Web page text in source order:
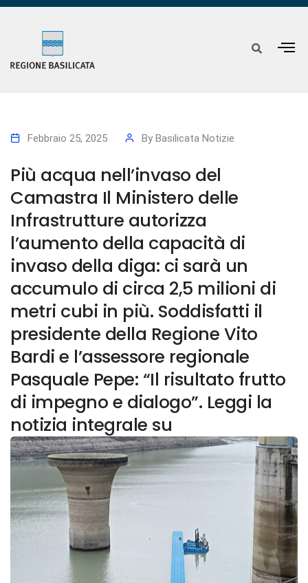
Febbraio 25, 2025 By Basilicata Notizie
Più acqua nell’invaso del
Camastra Il Ministero delle
Infrastrutture autorizza
l’aumento della capacità di
invaso della diga: ci sarà un
accumulo di circa 2,5 milioni di
metri cubi in più. Soddisfatti il
presidente della Regione Vito
Bardi e l’assessore regionale
Pasquale Pepe: “Il risultato frutto
di impegno e dialogo”. Leggi la
notizia integrale su